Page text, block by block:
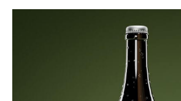
45,90 €